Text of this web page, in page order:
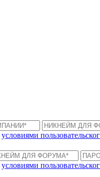
условиями
условиями